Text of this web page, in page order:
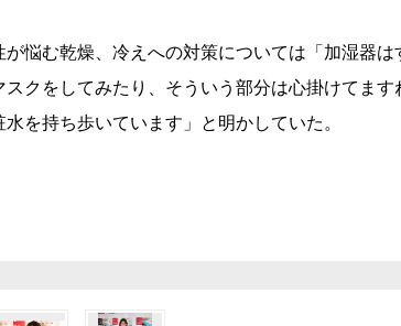
悩む乾燥、冷えへの対策については「加湿器は
スクをしてみたり、そういう部分は心掛けてま
を持ち歩いています」と明かしていた。